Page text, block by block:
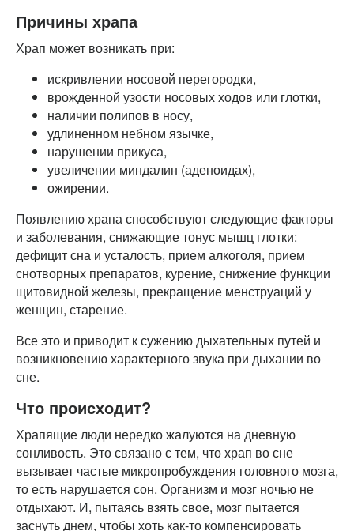
Причины храпа
Храп может возникать при:
искривлении носовой перегородки,
врожденной узости носовых ходов или глотки,
наличии полипов в носу,
удлиненном небном язычке,
нарушении прикуса,
увеличении миндалин (аденоидах),
ожирении.
Появлению храпа способствуют следующие факторы
и заболевания, снижающие тонус мышц глотки:
дефицит сна и усталость, прием алкоголя, прием
снотворных препаратов, курение, снижение функции
щитовидной железы, прекращение менструаций у
женщин, старение.
Все это и приводит к сужению дыхательных путей и
возникновению характерного звука при дыхании во
сне.
Что происходит?
Храпящие люди нередко жалуются на дневную
сонливость. Это связано с тем, что храп во сне
вызывает частые микропробуждения головного мозга,
то есть нарушается сон. Организм и мозг ночью не
отдыхают. И, пытаясь взять свое, мозг пытается
заснуть днем, чтобы хоть как-то компенсировать